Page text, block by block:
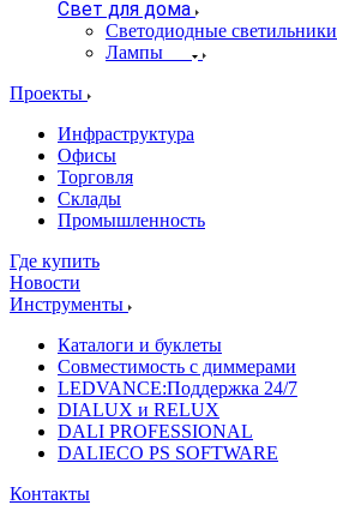
Свет для дома
Светодиодные светильники
Лампы
Проекты
Инфраструктура
Офисы
Торговля
Склады
Промышленность
Где купить
Новости
Инструменты
Каталоги и буклеты
Совместимость с диммерами
LEDVANCE:Поддержка 24/7
DIALUX и RELUX
DALI PROFESSIONAL
DALIECO PS SOFTWARE
Контакты